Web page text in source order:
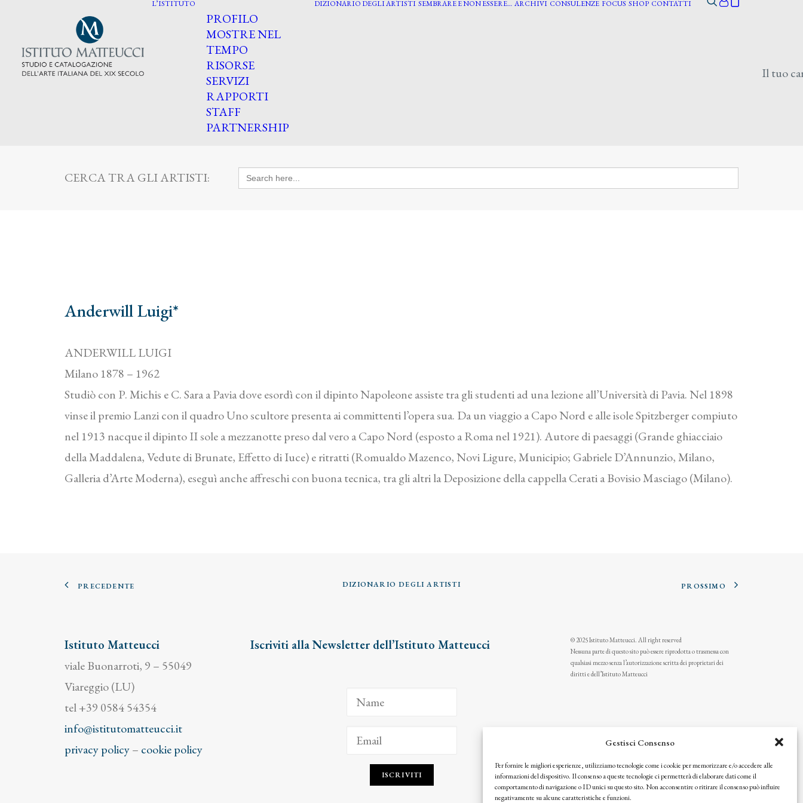
Gestisci Consenso
Per fornire le migliori esperienze, utilizziamo tecnologie come i cookie per memorizzare e/o accedere alle
informazioni del dispositivo. Il consenso a queste tecnologie ci permetterà di elaborare dati come il
comportamento di navigazione o ID unici su questo sito. Non acconsentire o ritirare il consenso può influire
negativamente su alcune caratteristiche e funzioni.
L’ISTITUTO
PROFILO
MOSTRE NEL
TEMPO
RISORSE
SERVIZI
RAPPORTI
STAFF
PARTNERSHIP
DIZIONARIO DEGLI ARTISTI SEMBRARE E NON ESSERE… ARCHIVI CONSULENZE FOCUS SHOP CONTATTI
Il tuo
CERCA TRA GLI ARTISTI: Search
for:
Anderwill Luigi*
ANDERWILL LUIGI
Milano 1878 – 1962
Studiò con P. Michis e C. Sara a Pavia dove esordì con il dipinto Napoleone assiste tra gli studenti ad una lezione all’Università di Pavia. Nel 1898
vinse il premio Lanzi con il quadro Uno scultore presenta ai committenti l’opera sua. Da un viaggio a Capo Nord e alle isole Spitzberger compiuto
nel 1913 nacque il dipinto II sole a mezzanotte preso dal vero a Capo Nord (esposto a Roma nel 1921). Autore di paesaggi (Grande ghiacciaio
della Maddalena, Vedute di Brunate, Effetto di Iuce) e ritratti (Romualdo Mazenco, Novi Ligure, Municipio; Gabriele D’Annunzio, Milano,
Galleria d’Arte Moderna), eseguì anche affreschi con buona tecnica, tra gli altri la Deposizione della cappella Cerati a Bovisio Masciago (Milano).
PRECEDENTE DIZIONARIO DEGLI ARTISTI PROSSIMO
Istituto Matteucci
viale Buonarroti, 9 – 55049
Viareggio (LU)
tel +39 0584 54354
info@istitutomatteucci.it
privacy policy– cookie policy
Iscriviti alla Newsletter dell’Istituto Matteucci
ISCRIVITI
© 2025 Istituto Matteucci. All right reserved
Nessuna parte di questo sito può essere riprodotta o trasmessa con
qualsiasi mezzo senza l’autorizzazione scritta dei proprietari dei
diritti e dell’Istituto Matteucci